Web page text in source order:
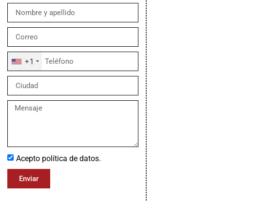
+1
Acepto política de datos.
Enviar